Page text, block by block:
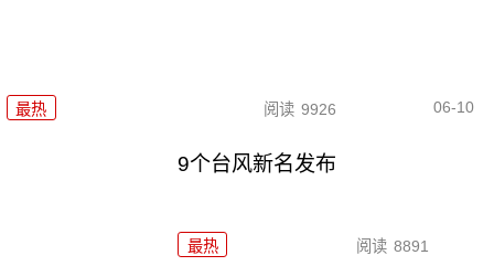
最热 阅读 9926 06-10
9个台风新名发布
最热 阅读 8891